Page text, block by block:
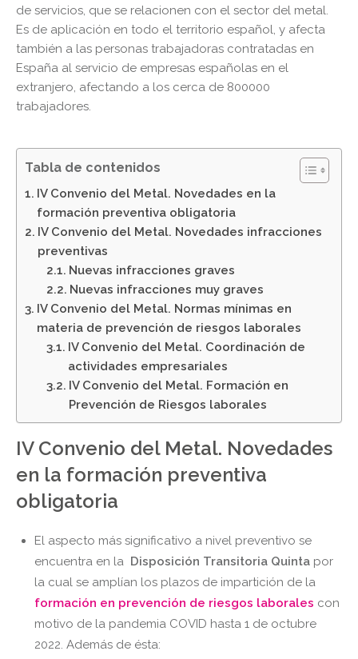
de servicios, que se relacionen con el sector del metal.
Es de aplicación en todo el territorio español, y afecta
también a las personas trabajadoras contratadas en
España al servicio de empresas españolas en el
extranjero, afectando a los cerca de 800000
trabajadores.
Tabla de contenidos
IV Convenio del Metal. Novedades en la
formación preventiva obligatoria
IV Convenio del Metal. Novedades infracciones
preventivas
Nuevas infracciones graves
Nuevas infracciones muy graves
IV Convenio del Metal. Normas mínimas en
materia de prevención de riesgos laborales
IV Convenio del Metal. Coordinación de
actividades empresariales
IV Convenio del Metal. Formación en
Prevención de Riesgos laborales
IV Convenio del Metal. Novedades
en la formación preventiva
obligatoria
El aspecto más significativo a nivel preventivo se
encuentra en la Disposición Transitoria Quintapor
la cual se amplían los plazos de impartición de la
formación en prevención de riesgos laborales con
motivo de la pandemia COVID hasta 1 de octubre
2022. Además de ésta: